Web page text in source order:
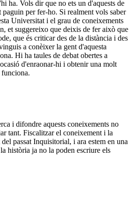
ha. Vols dir que no ets un d'aquests de
paguin per fer-ho. Si realment vols saber
Universitat i el grau de coneixements
et suggereixo que deixis de fer això que
que és criticar des de la distància i des
a conèixer la gent d'aquesta
Hi ha taules de debat obertes a
d'enraonar-hi i obtenir una molt
i difondre aquests coneixements no
tant. Fiscalitzar el coneixement i la
passat Inquisitorial, i ara estem en una
història ja no la poden escriure els